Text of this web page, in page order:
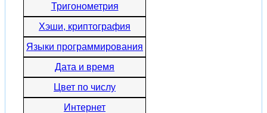
Тригонометрия
Хэши, криптография
Языки программирования
Дата и время
Цвет по числу
Интернет